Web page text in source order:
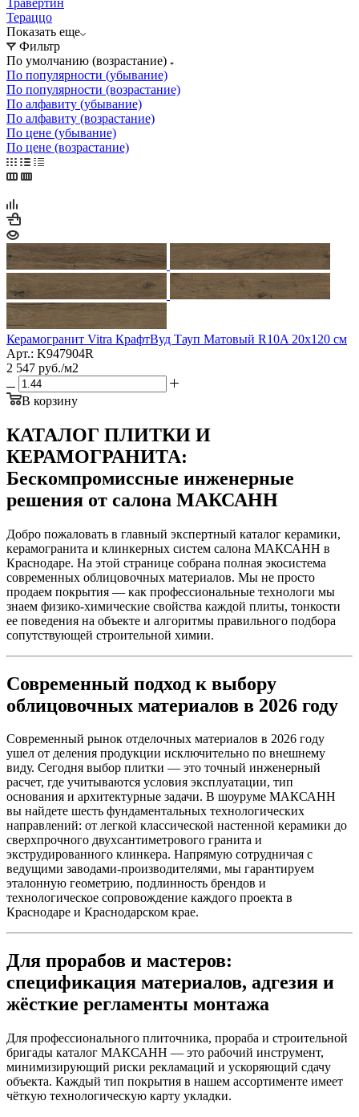
Тераццо
Показать еще
Фильтр
По умолчанию (возрастание)
По популярности (убывание)
По популярности (возрастание)
По алфавиту (убывание)
По алфавиту (возрастание)
По цене (убывание)
По цене (возрастание)
Керамогранит Vitra КрафтВуд Тауп Матовый R10A 20x120 см
Арт.: K947904R
2 547 руб./м2
В корзину
КАТАЛОГ ПЛИТКИ И
КЕРАМОГРАНИТА:
Бескомпромиссные инженерные
решения от салона МАКСАНН
Добро пожаловать в главный экспертный каталог керамики,
керамогранита и клинкерных систем салона МАКСАНН в
Краснодаре. На этой странице собрана полная экосистема
современных облицовочных материалов. Мы не просто
продаем покрытия — как профессиональные технологи мы
знаем физико-химические свойства каждой плиты, тонкости
ее поведения на объекте и алгоритмы правильного подбора
сопутствующей строительной химии.
Современный подход к выбору
облицовочных материалов в 2026 году
Современный рынок отделочных материалов в 2026 году
ушел от деления продукции исключительно по внешнему
виду. Сегодня выбор плитки — это точный инженерный
расчет, где учитываются условия эксплуатации, тип
основания и архитектурные задачи. В шоуруме МАКСАНН
вы найдете шесть фундаментальных технологических
направлений: от легкой классической настенной керамики до
сверхпрочного двухсантиметрового гранита и
экструдированного клинкера. Напрямую сотрудничая с
ведущими заводами‑производителями, мы гарантируем
эталонную геометрию, подлинность брендов и
технологическое сопровождение каждого проекта в
Краснодаре и Краснодарском крае.
Для прорабов и мастеров:
спецификация материалов, адгезия и
жёсткие регламенты монтажа
Для профессионального плиточника, прораба и строительной
бригады каталог МАКСАНН — это рабочий инструмент,
минимизирующий риски рекламаций и ускоряющий сдачу
объекта. Каждый тип покрытия в нашем ассортименте имеет
чёткую технологическую карту укладки.